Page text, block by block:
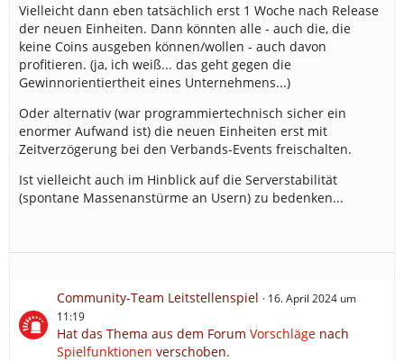
Vielleicht dann eben tatsächlich erst 1 Woche nach Release
der neuen Einheiten. Dann könnten alle - auch die, die
keine Coins ausgeben können/wollen - auch davon
profitieren. (ja, ich weiß... das geht gegen die
Gewinnorientiertheit eines Unternehmens...)
Oder alternativ (war programmiertechnisch sicher ein
enormer Aufwand ist) die neuen Einheiten erst mit
Zeitverzögerung bei den Verbands-Events freischalten.
Ist vielleicht auch im Hinblick auf die Serverstabilität
(spontane Massenanstürme an Usern) zu bedenken...
Community-Team Leitstellenspiel
16. April 2024 um
11:19
Hat das Thema aus dem Forum Vorschläge nach
Spielfunktionen verschoben.